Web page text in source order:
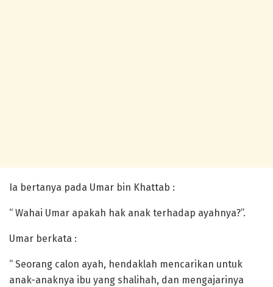
Ia bertanya pada Umar bin Khattab :
“ Wahai Umar apakah hak anak terhadap ayahnya?”.
Umar berkata :
“ Seorang calon ayah, hendaklah mencarikan untuk
anak-anaknya ibu yang shalihah, dan mengajarinya